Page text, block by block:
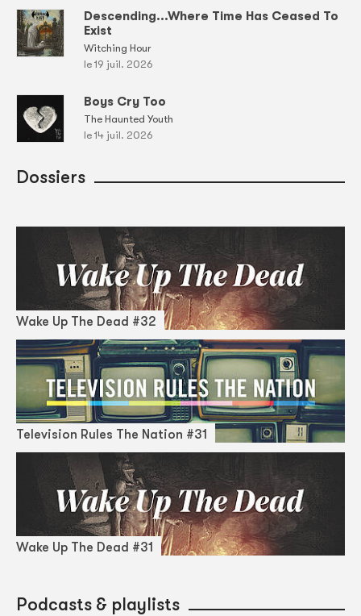
Descending...Where Time Has Ceased To
Exist
Witching Hour
le 19 juil. 2026
Boys Cry Too
The Haunted Youth
le 14 juil. 2026
Dossiers
Wake Up The Dead #32
Television Rules The Nation #31
Wake Up The Dead #31
Podcasts & playlists